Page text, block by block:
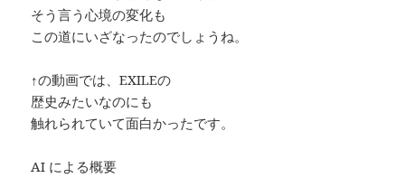
そう言う心境の変化も
この道にいざなったのでしょうね。
↑の動画では、EXILEの
歴史みたいなのにも
触れられていて面白かったです。
AI による概要